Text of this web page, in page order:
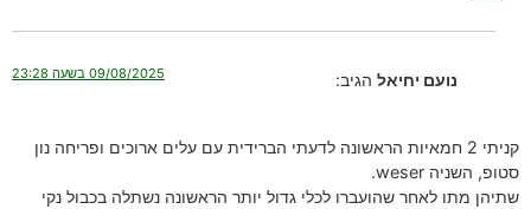
נועם יחיאל הגיב: 09/08/2025 בשעה 23:28
קניתי 2 חמאיות הראשונה לדעתי הברידית עם עלים ארוכים ופריחה נון
סטופ, השניה weser.
שתיהן מתו לאחר שהועברו לכלי גדול יותר הראשונה נשתלה בכבול נקי